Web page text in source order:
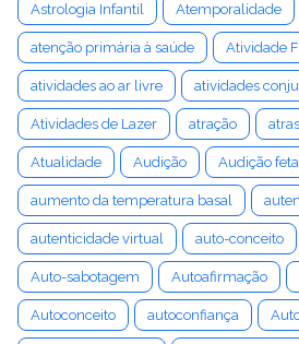
Astrologia Infantil Atemporalidade
atenção primária à saúde Atividade
atividades ao ar livre atividades
Atividades de Lazer atração
Atualidade Audição Audição
aumento da temperatura basal
autenticidade virtual auto-conceito
Auto-sabotagem Autoafirmação
Autoconceito autoconfiança